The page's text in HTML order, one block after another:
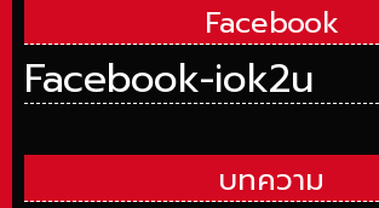
Facebook
Facebook-iok2u
บทความ